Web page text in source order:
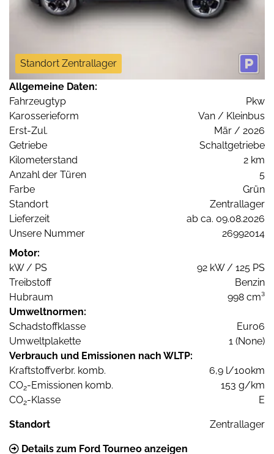
Standort Zentrallager
Allgemeine Daten:
Fahrzeugtyp
Pkw
Karosserieform
Van / Kleinbus
Erst-Zul.
Mär / 2026
Getriebe
Schaltgetriebe
Kilometerstand
2 km
Anzahl der Türen
5
Farbe
Grün
Standort
Zentrallager
Lieferzeit
ab ca. 09.08.2026
Unsere Nummer
26992014
Motor:
kW / PS
92 kW / 125 PS
Treibstoff
Benzin
Hubraum
998 cm³
Umweltnormen:
Schadstoffklasse
Euro6
Umweltplakette
1 (None)
Verbrauch und Emissionen nach WLTP:
Kraftstoffverbr. komb.
6,9 l/100km
CO2-Emissionen komb.
153 g/km
CO2-Klasse E
Standort Zentrallager
Details zum Ford Tourneo anzeigen